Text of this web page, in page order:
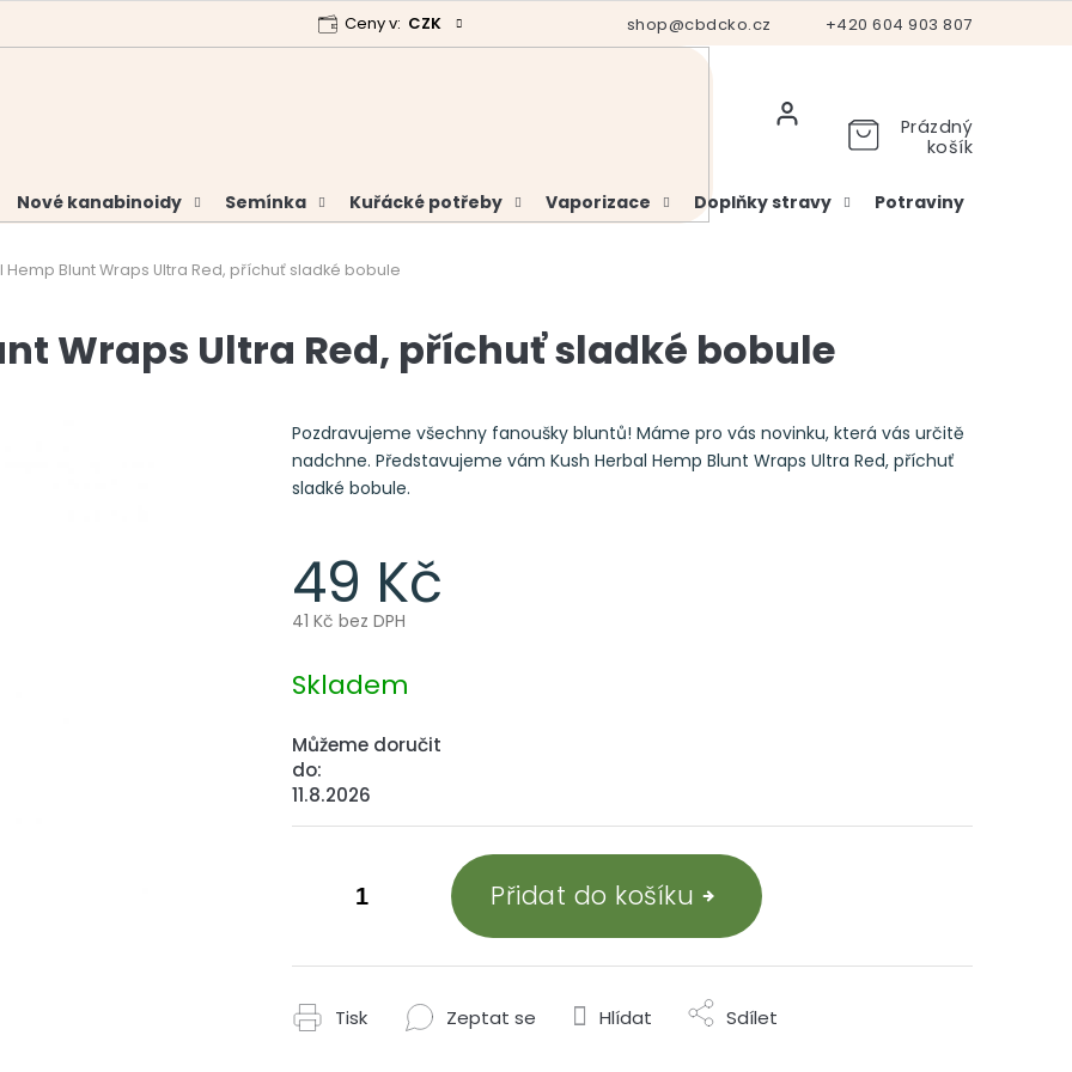
+420 604 903 807
shop@cbdcko.cz
Analýzy a certifikáty Hodnocení obchodu Vrácení a reklamace
Ceny v: CZK
Prázdný
košík
Nové kanabinoidy Semínka Kuřácké potřeby Vaporizace Doplňky stravy Potraviny
Hemp Blunt Wraps Ultra Red, příchuť sladké bobule
Wraps Ultra Red, příchuť sladké bobule
49 Kč
41 Kč bez DPH
cena:
Skladem
Můžeme doručit
do:
11.8.2026
Přidat do košíku
Pozdravujeme všechny fanoušky bluntů! Máme pro vás novinku, která vás určitě
nadchne. Představujeme vám Kush Herbal Hemp Blunt Wraps Ultra Red, příchuť
sladké bobule.
Tisk Zeptat se Hlídat Sdílet